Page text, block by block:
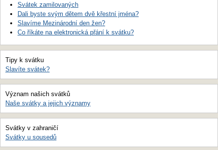
Svátek zamilovaných
Dali byste svým dětem dvě křestní jména?
Slavíme Mezinárodní den žen?
Co říkáte na elektronická přání k svátku?
Tipy k svátku
Slavíte svátek?
Význam našich svátků
Naše svátky a jejich významy
Svátky v zahraničí
Svátky u sousedů